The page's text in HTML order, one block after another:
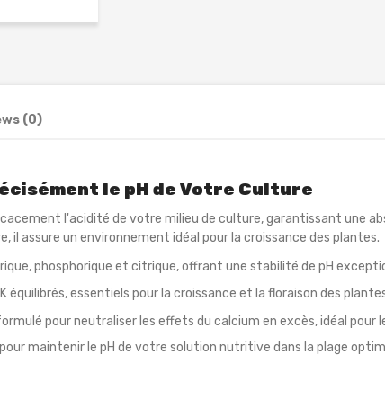
(0)
le pH de Votre Culture
l'acidité de votre milieu de culture, garantissant une
il assure un environnement idéal pour la croissance des plantes.
phosphorique et citrique, offrant une stabilité de pH
équilibrés, essentiels pour la croissance et la floraison des
pour neutraliser les effets du calcium en excès, idéal pour
maintenir le pH de votre solution nutritive dans la plage